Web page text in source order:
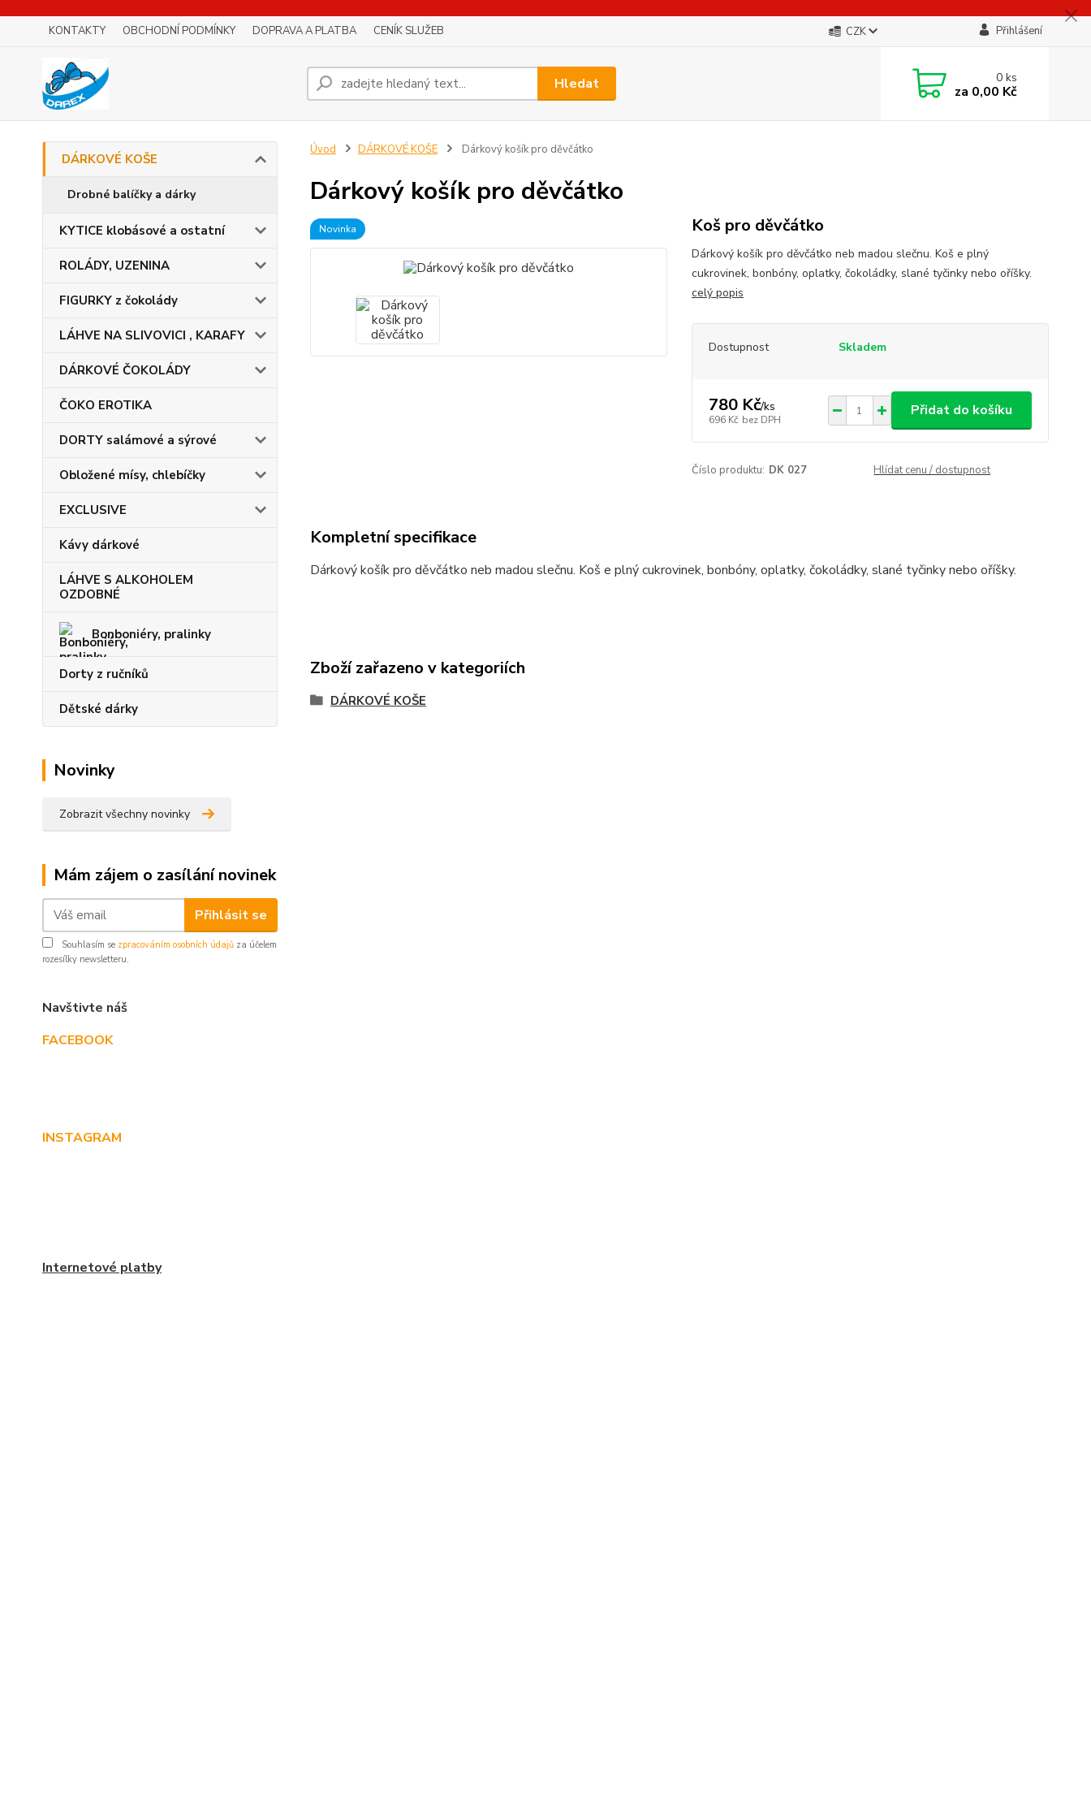
KONTAKTY OBCHODNÍ PODMÍNKY DOPRAVA A PLATBA CENÍK SLUŽEB CZK Přihlášení
Hledat 0ks
za 0,00 Kč
DÁRKOVÉ KOŠE
Drobné balíčky a dárky
KYTICE klobásové a ostatní
ROLÁDY, UZENINA
FIGURKY z čokolády
LÁHVE NA SLIVOVICI , KARAFY
DÁRKOVÉ ČOKOLÁDY
ČOKO EROTIKA
DORTY salámové a sýrové
Obložené mísy, chlebíčky
EXCLUSIVE
Kávy dárkové
LÁHVE S ALKOHOLEM
OZDOBNÉ
Bonboniéry, pralinky
Dorty z ručníků
Dětské dárky
Novinky
Zobrazit všechny novinky
Mám zájem o zasílání novinek
Přihlásit se
Souhlasím se zpracováním osobních údajů za účelem
rozesílky newsletteru.
Navštivte náš
FACEBOOK
INSTAGRAM
Internetové platby
Úvod DÁRKOVÉ KOŠE Dárkový košík pro děvčátko
Dárkový košík pro děvčátko
Novinka Koš pro děvčátko
Dárkový košík pro děvčátko neb madou slečnu. Koš e plný
cukrovinek, bonbóny, oplatky, čokoládky, slané tyčinky nebo oříšky.
celý popis
Dostupnost Skladem
780 Kč/ks
696 Kč bez DPH
Přidat do košíku
Číslo produktu: DK 027 Hlídat cenu / dostupnost
Kompletní specifikace
Dárkový košík pro děvčátko neb madou slečnu. Koš e plný cukrovinek, bonbóny, oplatky, čokoládky, slané tyčinky nebo oříšky.
Zboží zařazeno v kategoriích
DÁRKOVÉ KOŠE